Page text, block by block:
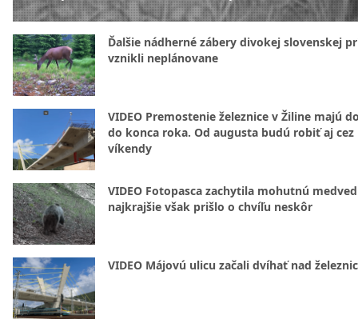
Ďalšie nádherné zábery divokej slovenskej
vznikli neplánovane
VIDEO Premostenie železnice v Žiline majú
do konca roka. Od augusta budú robiť aj cez
víkendy
VIDEO Fotopasca zachytila mohutnú
najkrajšie však prišlo o chvíľu neskôr
VIDEO Májovú ulicu začali dvíhať nad